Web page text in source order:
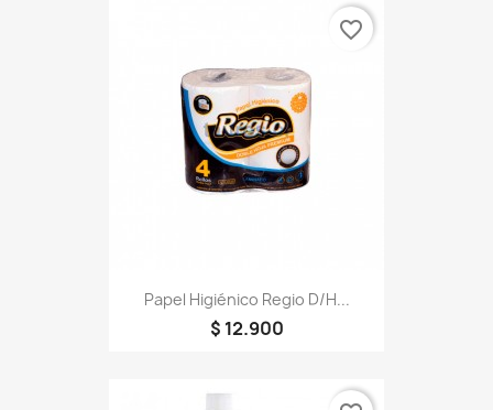
Papel Higiénico Regio D/H...
$ 12.900
favorite_border